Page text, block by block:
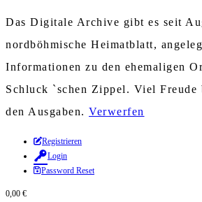
Das Digitale Archive gibt es seit
nordböhmische Heimatblatt,
Informationen zu den ehemaligen
Schluck `schen Zippel. Viel Freude
den Ausgaben. Verwerfen
Zum
Inhalt
springen
Registrieren
Login
Password Reset
0,00 €